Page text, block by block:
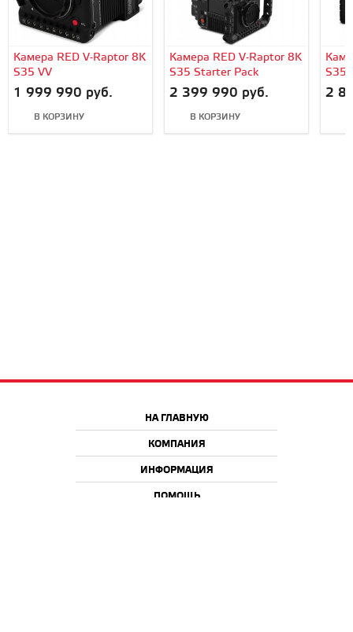
Камера RED V-Raptor 8K
S35 VV
1 999 990 руб.
В КОРЗИНУ
Камера RED V-Raptor 8K
S35 Starter Pack
2 399 990 руб.
В КОРЗИНУ
S35
2
НА ГЛАВНУЮ
КОМПАНИЯ
ИНФОРМАЦИЯ
ПОМОЩЬ